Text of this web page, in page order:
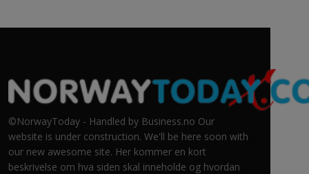
©NorwayToday - Handled by Business.no Our
website is under construction. We'll be here soon with
our new awesome site. Her kommer en kort
beskrivelse om hva siden skal inneholde og hvordan